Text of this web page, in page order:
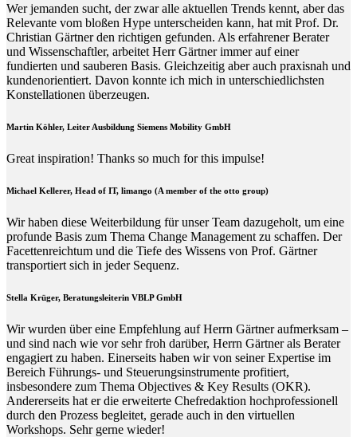
Wer jemanden sucht, der zwar alle aktuellen Trends kennt, aber das
Relevante vom bloßen Hype unterscheiden kann, hat mit Prof. Dr.
Christian Gärtner den richtigen gefunden. Als erfahrener Berater
und Wissenschaftler, arbeitet Herr Gärtner immer auf einer
fundierten und sauberen Basis. Gleichzeitig aber auch praxisnah und
kundenorientiert. Davon konnte ich mich in unterschiedlichsten
Konstellationen überzeugen.
Martin Köhler, Leiter Ausbildung Siemens Mobility GmbH
Great inspiration! Thanks so much for this impulse!
Michael Kellerer, Head of IT, limango (A member of the otto group)
Wir haben diese Weiterbildung für unser Team dazugeholt, um eine
profunde Basis zum Thema Change Management zu schaffen. Der
Facettenreichtum und die Tiefe des Wissens von Prof. Gärtner
transportiert sich in jeder Sequenz.
Stella Krüger, Beratungsleiterin VBLP GmbH
Wir wurden über eine Empfehlung auf Herrn Gärtner aufmerksam –
und sind nach wie vor sehr froh darüber, Herrn Gärtner als Berater
engagiert zu haben. Einerseits haben wir von seiner Expertise im
Bereich Führungs- und Steuerungsinstrumente profitiert,
insbesondere zum Thema Objectives & Key Results (OKR).
Andererseits hat er die erweiterte Chefredaktion hochprofessionell
durch den Prozess begleitet, gerade auch in den virtuellen
Workshops. Sehr gerne wieder!